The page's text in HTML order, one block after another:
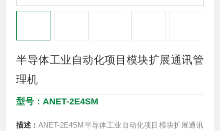
半导体工业自动化项目模块扩展通讯管
理机
型号：ANET-2E4SM
描述：ANET-2E4SM半导体工业自动化项目模块扩展通讯